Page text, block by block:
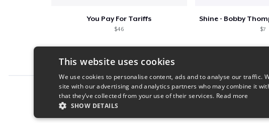
You Pay For Tariffs
$46 $7
Report this product
This website uses cookies
We use cookies to personalise content, ads and to analyse our traffic.
site with our advertising and analytics partners who may combine it
that they’ve collected from your use of their services. Read more
SHOW DETAILS